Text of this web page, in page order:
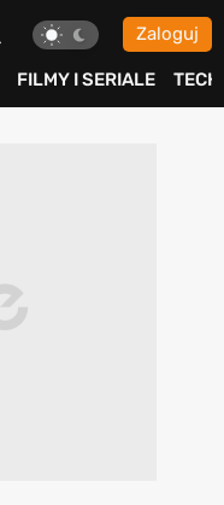
Zaloguj
FILMY I SERIALE TECH